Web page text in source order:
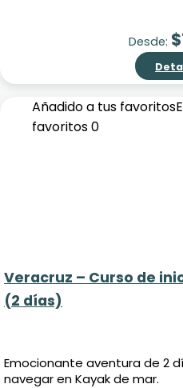
Desde: $
Añadido a tus favoritos
favoritos0
Veracruz – Curso de
(2 días)
Emocionante aventura de 2
navegar en Kayak de mar.